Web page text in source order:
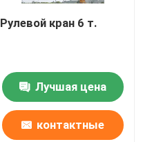
Рулевой кран 6 т.
Лучшая цена
контактные